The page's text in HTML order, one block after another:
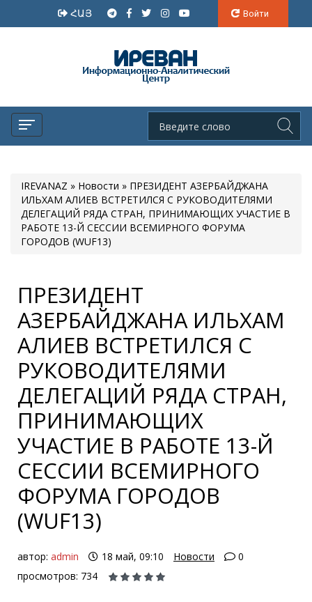
ՀԱՅ Войти
IREVANAZ » Новости » ПРЕЗИДЕНТ АЗЕРБАЙДЖАНА
ИЛЬХАМ АЛИЕВ ВСТРЕТИЛСЯ С РУКОВОДИТЕЛЯМИ
ДЕЛЕГАЦИЙ РЯДА СТРАН, ПРИНИМАЮЩИХ УЧАСТИЕ В
РАБОТЕ 13-Й СЕССИИ ВСЕМИРНОГО ФОРУМА
ГОРОДОВ (WUF13)
ПРЕЗИДЕНТ
АЗЕРБАЙДЖАНА ИЛЬХАМ
АЛИЕВ ВСТРЕТИЛСЯ С
РУКОВОДИТЕЛЯМИ
ДЕЛЕГАЦИЙ РЯДА СТРАН,
ПРИНИМАЮЩИХ
УЧАСТИЕ В РАБОТЕ 13-Й
СЕССИИ ВСЕМИРНОГО
ФОРУМА ГОРОДОВ
(WUF13)
автор: admin 18 май, 09:10 Новости
0
просмотров: 734